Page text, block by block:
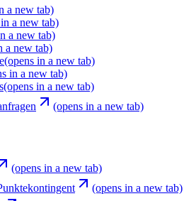
a new tab)
a new tab)
a new tab)
a new tab)
(opens in a new tab)
in a new tab)
(opens in a new tab)
(opens in a new tab)
(opens in a new tab)
(opens in a new tab)